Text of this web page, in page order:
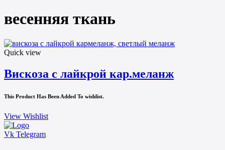
весенняя ткань
Quick view
Вискоза с лайкрой кар.меланж
This Product Has Been Added To wishlist.
View Wishlist
Vk Telegram